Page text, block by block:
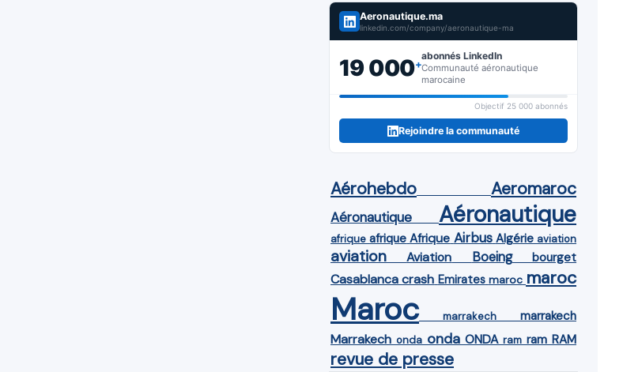
Aeronautique.ma
linkedin.com/company/aeronautique-ma
19 000+
abonnés LinkedIn
Communauté aéronautique
marocaine
Objectif 25 000 abonnés
Rejoindre la communauté
Aérohebdo Aeromaroc
Aéronautique Aéronautique
afrique afrique Afrique Airbus Algérie aviation
aviation Aviation Boeing bourget
Casablanca crash Emirates maroc maroc
Maroc marrakech marrakech
Marrakech onda onda ONDA ram ram RAM
revue de presse